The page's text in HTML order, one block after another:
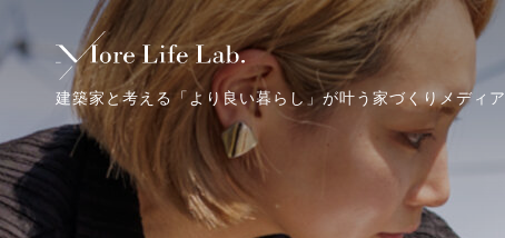
建築家と考える「より良い暮らし」が叶う家づくりメディア